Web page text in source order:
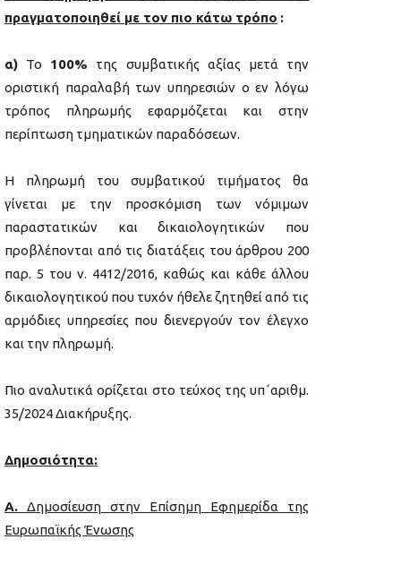
πραγματοποιηθεί με τον πιο κάτω τρόπο :
α) Το 100% της συμβατικής αξίας μετά την
οριστική παραλαβή των υπηρεσιών ο εν λόγω
τρόπος πληρωμής εφαρμόζεται και στην
περίπτωση τμηματικών παραδόσεων.
Η πληρωμή του συμβατικού τιμήματος θα
γίνεται με την προσκόμιση των νόμιμων
παραστατικών και δικαιολογητικών που
προβλέπονται από τις διατάξεις του άρθρου 200
παρ. 5 του ν. 4412/2016, καθώς και κάθε άλλου
δικαιολογητικού που τυχόν ήθελε ζητηθεί από τις
αρμόδιες υπηρεσίες που διενεργούν τον έλεγχο
και την πληρωμή.
Πιο αναλυτικά ορίζεται στο τεύχος της υπ΄αριθμ.
35/2024 Διακήρυξης.
Δημοσιότητα:
Α. Δημοσίευση στην Επίσημη Εφημερίδα της
Ευρωπαϊκής Ένωσης